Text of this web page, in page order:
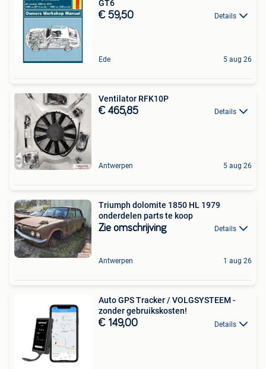
GT6
€ 59,50 Details
Ede 5 aug 26
Ventilator RFK10P
€ 465,85 Details
Antwerpen 5 aug 26
Triumph dolomite 1850 HL 1979
onderdelen parts te koop
Zie omschrijving Details
Antwerpen 1 aug 26
Auto GPS Tracker / VOLGSYSTEEM -
zonder gebruikskosten!
€ 149,00 Details